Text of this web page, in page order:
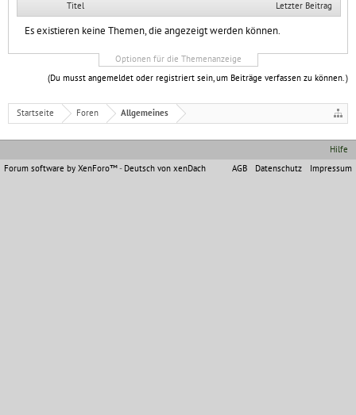
Titel Letzter Beitrag
Es existieren keine Themen, die angezeigt werden können.
Optionen für die Themenanzeige
(Du musst angemeldet oder registriert sein, um Beiträge verfassen zu können. )
Startseite Foren Allgemeines
Hilfe
AGB
Datenschutz Impressum
Forum software by XenForo™- Deutsch von xenDach